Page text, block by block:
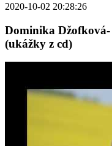
2020-10-02 20:28:26
Dominika Džofková-
(ukážky z cd)